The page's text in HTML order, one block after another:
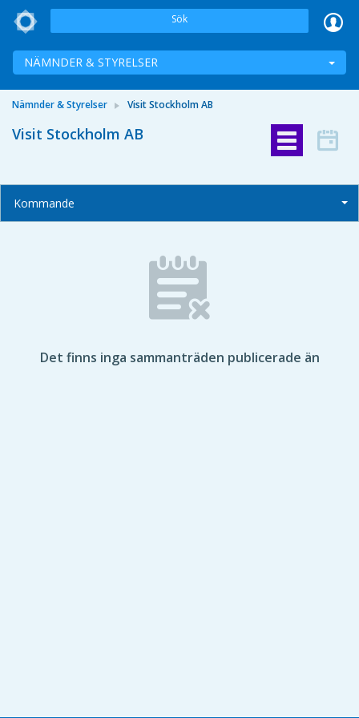
Sök
NÄMNDER & STYRELSER
Nämnder & Styrelser Visit Stockholm AB
Visit Stockholm AB
Kommande
Det finns inga sammanträden publicerade än